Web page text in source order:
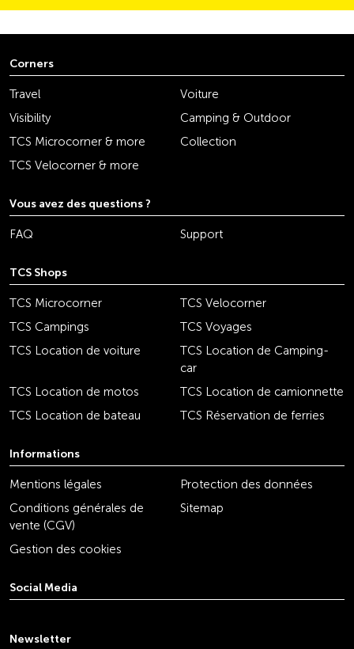
Corners
Travel
Voiture
Visibility
Camping & Outdoor
TCS Microcorner & more
Collection
TCS Velocorner & more
Vous avez des questions ?
FAQ Support
TCS Shops
TCS Microcorner
TCS Velocorner
TCS Campings
TCS Voyages
TCS Location de voiture
TCS Location de Camping-
car
TCS Location de motos
TCS Location de camionnette
TCS Location de bateau
TCS Réservation de ferries
Informations
Mentions légales
Protection des données
Conditions générales de
vente (CGV)
Sitemap
Gestion des cookies
Social Media
Newsletter